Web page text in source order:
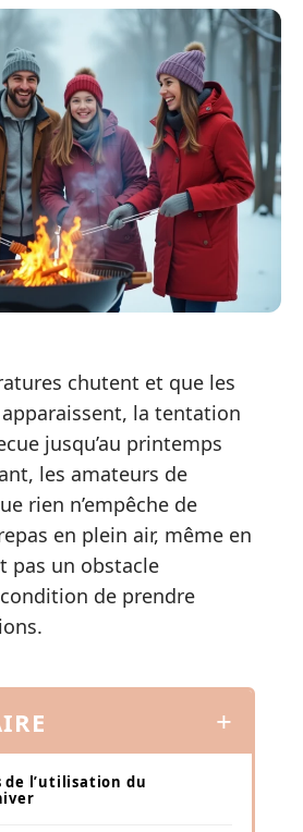
chutent et que les
la tentation
jusqu’au printemps
les amateurs de
rien n’empêche de
en plein air, même en
pas un obstacle
de prendre
de l’utilisation du